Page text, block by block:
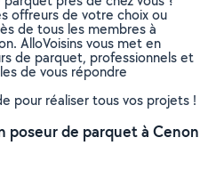
offreurs de votre choix ou
de tous les membres à
AlloVoisins vous met en
de parquet, professionnels et
de vous répondre
pour réaliser tous vos projets !
poseur de parquet à Cenon